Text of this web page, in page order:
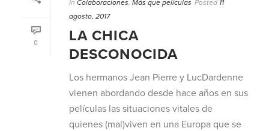
0
In Colaboraciones Más que películas Posted 11
agosto, 2017
LA CHICA
DESCONOCIDA
Los hermanos Jean Pierre y LucDardenne
vienen abordando desde hace años en sus
películas las situaciones vitales de
quienes (mal)viven en una Europa que se